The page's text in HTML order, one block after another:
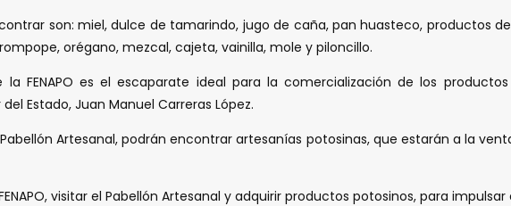
son: miel, dulce de tamarindo, jugo de caña, pan huasteco, productos
orégano, mezcal, cajeta, vainilla, mole y piloncillo.
FENAPO es el escaparate ideal para la comercialización de los
Estado, Juan Manuel Carreras López.
Artesanal, podrán encontrar artesanías potosinas, que estarán a la
visitar el Pabellón Artesanal y adquirir productos potosinos, para